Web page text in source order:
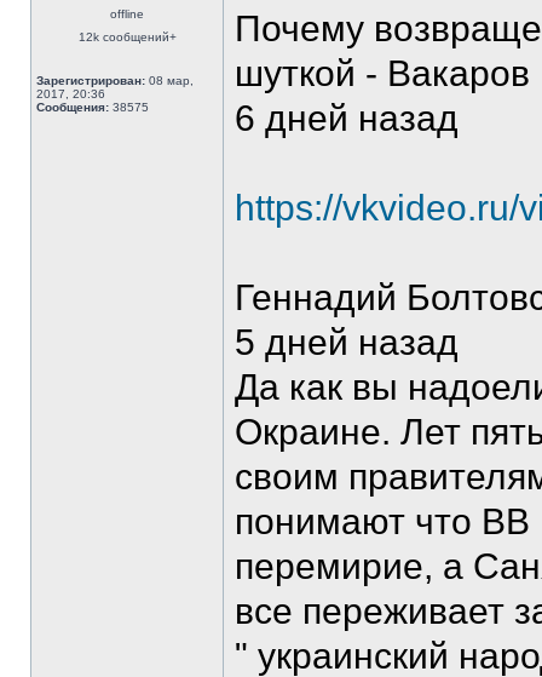
offline
12k сообщений+
Зарегистрирован: 08 мар,
2017, 20:36
Сообщения: 38575
Почему
шуткой - Вакаров
6 дней назад
https://vkvideo.ru/
Геннадий
5 дней назад
Да как вы
Окраине. Лет
своим
понимают что ВВ
перемирие, а
все переживает
" украинский